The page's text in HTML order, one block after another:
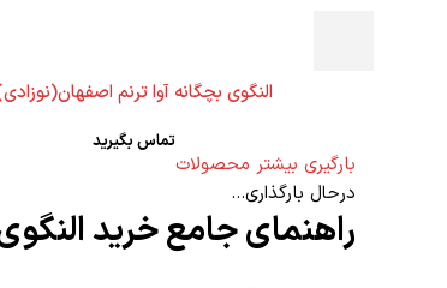
النگوی بچگانه آوا ترنم
تماس بگیرید
بارگیری بیشتر محصولات
درحال بارگذاری...
راهنمای جامع خرید